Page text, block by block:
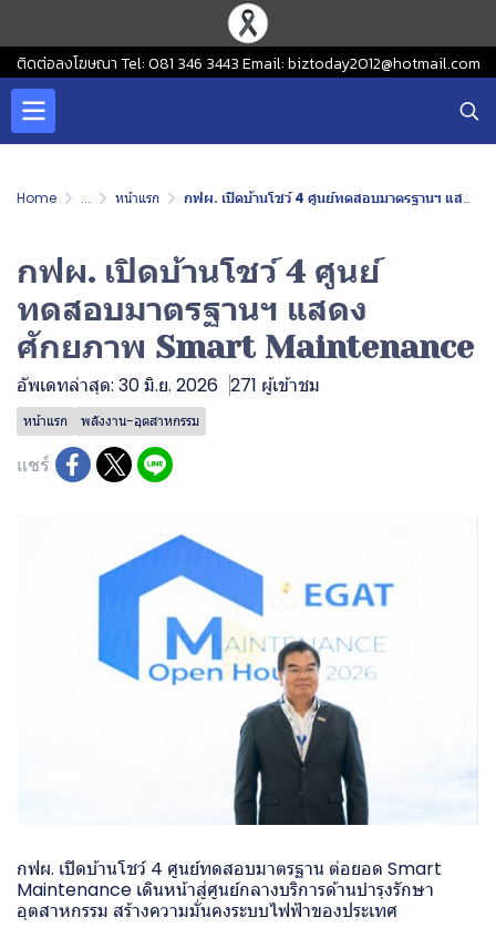
ติดต่อลงโฆษณา Tel: 081 346 3443 Email: biztoday2012@hotmail.com
Home ... หน้าแรก กฟผ. เปิดบ้านโชว์ 4 ศูนย์ทดสอบมาตรฐานฯ แสดงศักยภาพ Smart Maintenance
กฟผ. เปิดบ้านโชว์ 4 ศูนย์
ทดสอบมาตรฐานฯ แสดง
ศักยภาพ Smart Maintenance
อัพเดทล่าสุด: 30 มิ.ย. 2026 271 ผู้เข้าชม
หน้าแรก พลังงาน-อุตสาหกรรม
แชร์
กฟผ. เปิดบ้านโชว์ 4 ศูนย์ทดสอบมาตรฐาน ต่อยอด Smart
Maintenance เดินหน้าสู่ศูนย์กลางบริการด้านบำรุงรักษา
อุตสาหกรรม สร้างความมั่นคงระบบไฟฟ้าของประเทศ